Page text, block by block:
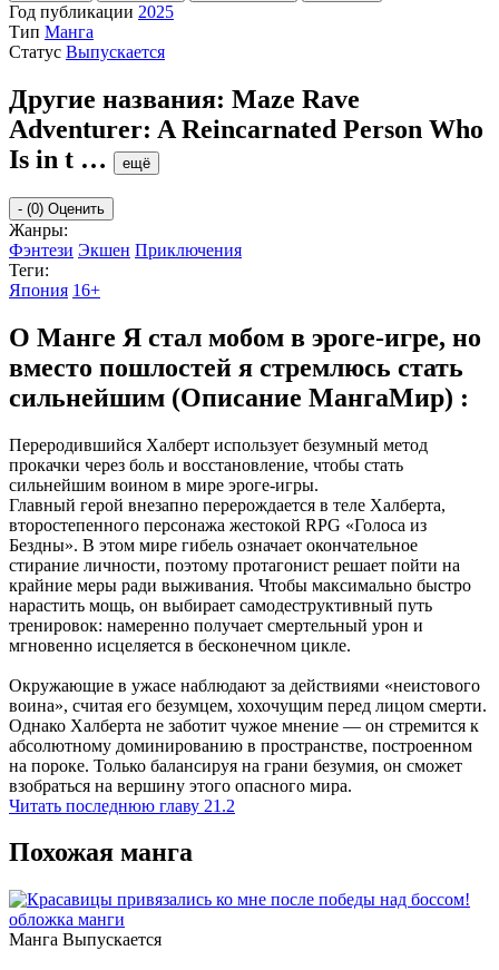
Год публикации 2025
Тип Манга
Статус Выпускается
Другие названия: Maze Rave
Adventurer: A Reincarnated Person Who
Is in t … ещё
- (0) Оценить
Жанры:
Фэнтези Экшен Приключения
Теги:
Япония 16+
О Манге Я стал мобом в эроге-игре, но
вместо пошлостей я стремлюсь стать
сильнейшим (Описание МангаМир) :
Переродившийся Халберт использует безумный метод
прокачки через боль и восстановление, чтобы стать
сильнейшим воином в мире эроге-игры.
Главный герой внезапно перерождается в теле Халберта,
второстепенного персонажа жестокой RPG «Голоса из
Бездны». В этом мире гибель означает окончательное
стирание личности, поэтому протагонист решает пойти на
крайние меры ради выживания. Чтобы максимально быстро
нарастить мощь, он выбирает самодеструктивный путь
тренировок: намеренно получает смертельный урон и
мгновенно исцеляется в бесконечном цикле.
Окружающие в ужасе наблюдают за действиями «неистового
воина», считая его безумцем, хохочущим перед лицом смерти.
Однако Халберта не заботит чужое мнение — он стремится к
абсолютному доминированию в пространстве, построенном
на пороке. Только балансируя на грани безумия, он сможет
взобраться на вершину этого опасного мира.
Читать последнюю главу 21.2
Похожая манга
Манга Выпускается